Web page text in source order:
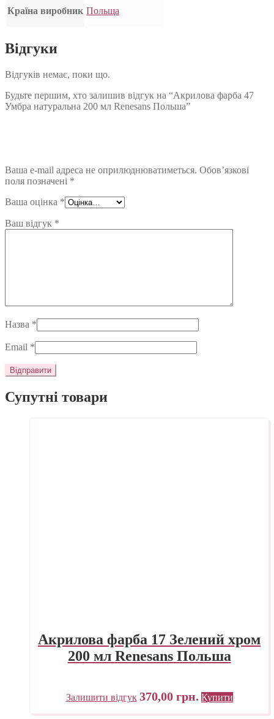
Країна виробник Польща
Відгуки
Відгуків немає, поки що.
Будьте першим, хто залишив відгук на “Акрилова фарба 47
Умбра натуральна 200 мл Renesans Польша”
Ваша e-mail адреса не оприлюднюватиметься. Обов’язкові
поля позначені *
Ваша оцінка *
Ваш відгук *
Назва *
Email *
Супутні товари
Акрилова фарба 17 Зелений хром
200 мл Renesans Польша
Залишити відгук 370,00 грн. Купити